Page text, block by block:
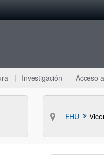
Investigación Acceso
EHU